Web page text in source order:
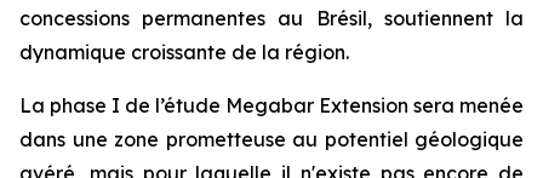
concessions permanentes au Brésil, soutiennent la
dynamique croissante de la région.
La phase I de l’étude Megabar Extension sera menée
dans une zone prometteuse au potentiel géologique
avéré, mais pour laquelle il n'existe pas encore de